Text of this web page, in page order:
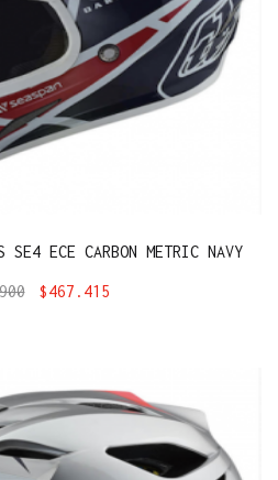
SE4 ECE CARBON METRIC NAVY
$467.415